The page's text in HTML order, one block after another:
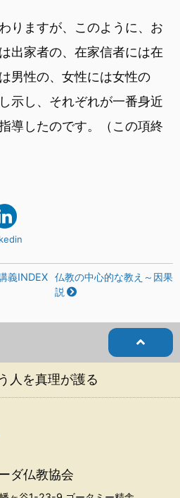
りますが、このように、お
出家者の、在家信者には在
男性の、女性には女性の
示し、それぞれが一番身近
導したのです。（この項終
義INDEX
仏教の中心的な教え～因果
説
人を真理が護る
ダ仏教協会